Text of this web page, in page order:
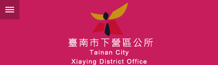
跳到主要內容區塊